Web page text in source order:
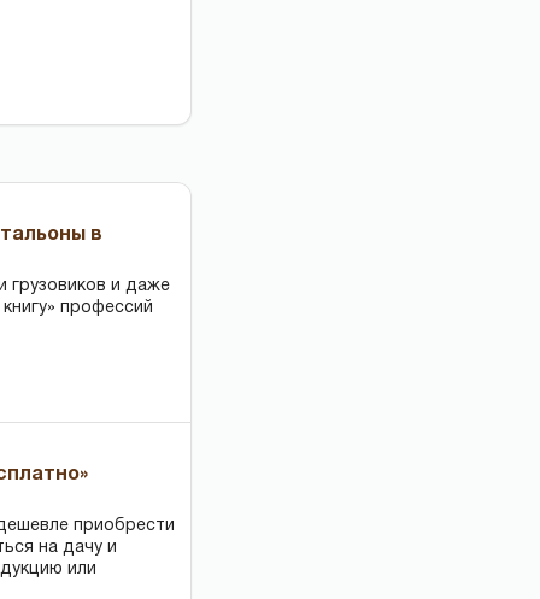
в
грузовиков и даже
профессий
приобрести
на дачу и
или